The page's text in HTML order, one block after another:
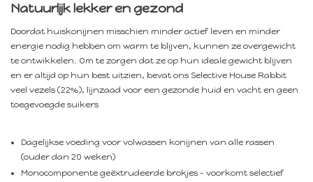
Natuurlijk lekker en gezond
Doordat huiskonijnen misschien minder actief leven en minder
energie nodig hebben om warm te blijven, kunnen ze overgewicht
te ontwikkelen. Om te zorgen dat ze op hun ideale gewicht blijven
en er altijd op hun best uitzien, bevat ons Selective House Rabbit
veel vezels (22%), lijnzaad voor een gezonde huid en vacht en geen
toegevoegde suikers
Dagelijkse voeding voor volwassen konijnen van alle rassen
(ouder dan 20 weken)
Monocomponente geëxtrudeerde brokjes – voorkomt selectief